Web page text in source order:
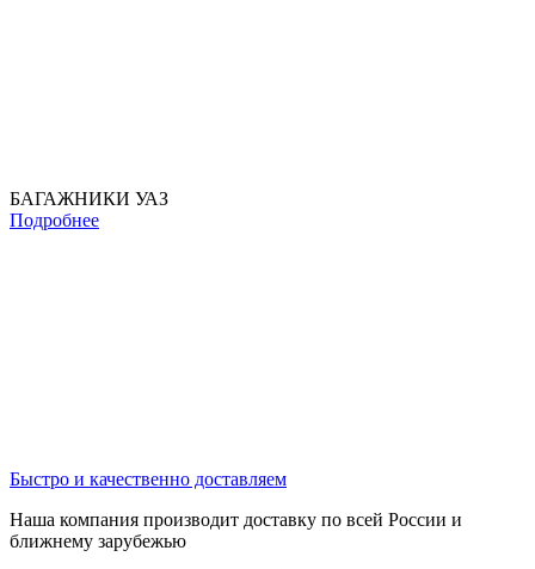
БАГАЖНИКИ УАЗ
Подробнее
Быстро и качественно доставляем
Наша компания производит доставку по всей России и
ближнему зарубежью